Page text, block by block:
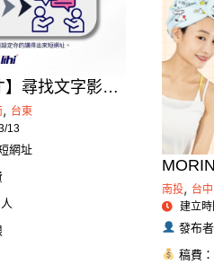
】尋找文字影響
工具組：部落
畫
, 台東
13
網址
南投, 台中
建立
發布
稿費